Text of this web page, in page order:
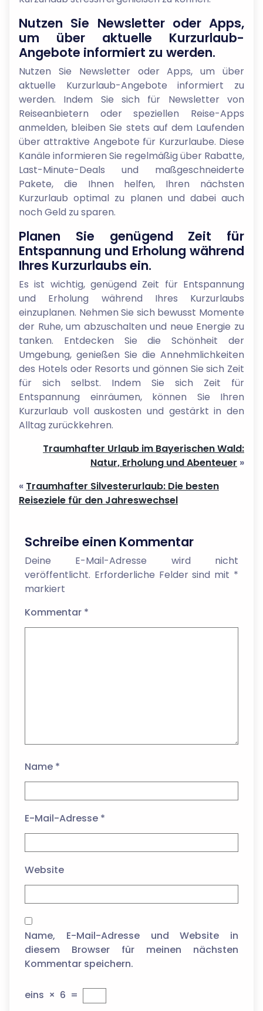
Nutzen Sie Newsletter oder Apps,
um über aktuelle Kurzurlaub-
Angebote informiert zu werden.
Nutzen Sie Newsletter oder Apps, um über
aktuelle Kurzurlaub-Angebote informiert zu
werden. Indem Sie sich für Newsletter von
Reiseanbietern oder speziellen Reise-Apps
anmelden, bleiben Sie stets auf dem Laufenden
über attraktive Angebote für Kurzurlaube. Diese
Kanäle informieren Sie regelmäßig über Rabatte,
Last-Minute-Deals und maßgeschneiderte
Pakete, die Ihnen helfen, Ihren nächsten
Kurzurlaub optimal zu planen und dabei auch
noch Geld zu sparen.
Planen Sie genügend Zeit für
Entspannung und Erholung während
Ihres Kurzurlaubs ein.
Es ist wichtig, genügend Zeit für Entspannung
und Erholung während Ihres Kurzurlaubs
einzuplanen. Nehmen Sie sich bewusst Momente
der Ruhe, um abzuschalten und neue Energie zu
tanken. Entdecken Sie die Schönheit der
Umgebung, genießen Sie die Annehmlichkeiten
des Hotels oder Resorts und gönnen Sie sich Zeit
für sich selbst. Indem Sie sich Zeit für
Entspannung einräumen, können Sie Ihren
Kurzurlaub voll auskosten und gestärkt in den
Alltag zurückkehren.
Traumhafter Urlaub im Bayerischen Wald:
Natur, Erholung und Abenteuer »
« Traumhafter Silvesterurlaub: Die besten
Reiseziele für den Jahreswechsel
Schreibe einen Kommentar
Deine E-Mail-Adresse wird nicht
veröffentlicht. Erforderliche Felder sind mit *
markiert
Kommentar *
Name *
E-Mail-Adresse *
Website
Name, E-Mail-Adresse und Website in
diesem Browser für meinen nächsten
Kommentar speichern.
eins × 6 =